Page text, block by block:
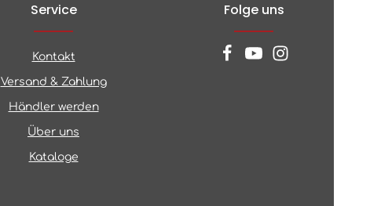
Service
Kontakt
Versand & Zahlung
Händler werden
Über uns
Kataloge
Folge uns